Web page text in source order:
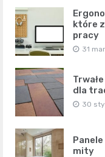
które
pracy
31
dla
30
mity